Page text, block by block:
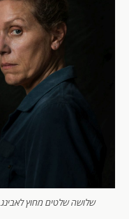
שלושה שלטים מחוץ לאבינג,